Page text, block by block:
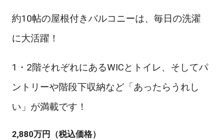
約10帖の屋根付きバルコニーは、毎日の洗濯
に大活躍！
1・2階それぞれにあるWICとトイレ、そしてパ
ントリーや階段下収納など「あったらうれし
い」が満載です！
2,880万円（税込価格）